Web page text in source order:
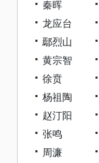
秦晖
龙应台
鄢烈山
黄宗智
徐贲
杨祖陶
赵汀阳
张鸣
周濂